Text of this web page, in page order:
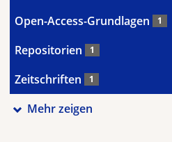
Open-Access-Grundlagen 1
Repositorien 1
Zeitschriften 1
Mehr zeigen